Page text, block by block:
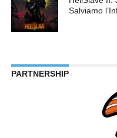
Salviamo
PARTNERSHIP